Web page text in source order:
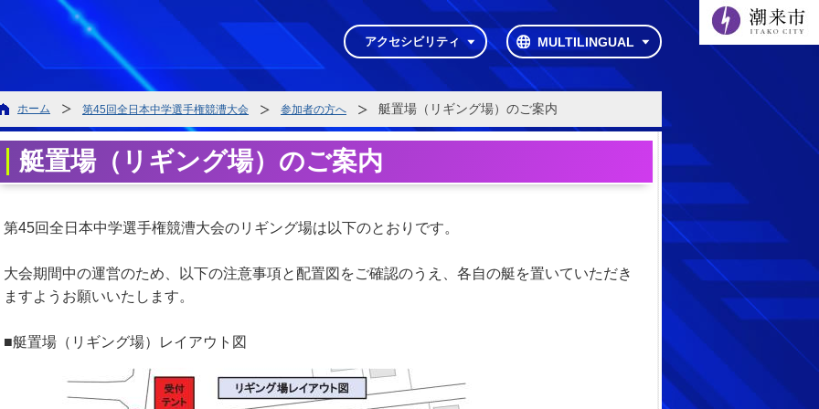
回全日本中学選手権競漕大会ホームページ
大会概要
参加者の方へ
お知らせ
大会結果
クラウドファンディング
アクセシビリティ MULTILINGUAL
ホーム 第45回全日本中学選手権競漕大会 参加者の方へ 艇置場（リギング場）のご案内
艇置場（リギング場）のご案内
第45回全日本中学選手権競漕大会のリギング場は以下のとおりです。
大会期間中の運営のため、以下の注意事項と配置図をご確認のうえ、各自の艇を置いていただき
ますようお願いいたします。
■艇置場（リギング場）レイアウト図